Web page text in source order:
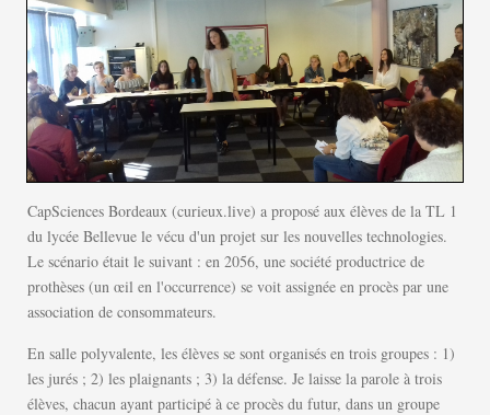
CapSciences Bordeaux (curieux.live) a proposé aux élèves de la TL 1
du lycée Bellevue le vécu d'un projet sur les nouvelles technologies.
Le scénario était le suivant : en 2056, une société productrice de
prothèses (un œil en l'occurrence) se voit assignée en procès par une
association de consommateurs.
En salle polyvalente, les élèves se sont organisés en trois groupes : 1)
les jurés ; 2) les plaignants ; 3) la défense. Je laisse la parole à trois
élèves, chacun ayant participé à ce procès du futur, dans un groupe